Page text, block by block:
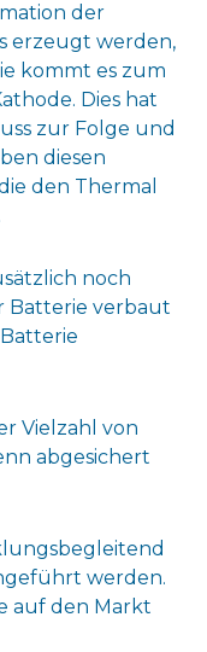
der
erzeugt werden,
kommt es zum
Dies hat
zur Folge und
diesen
den Thermal
noch
Batterie verbaut
Vielzahl von
abgesichert
werden.
auf den Markt